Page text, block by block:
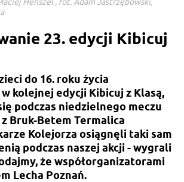
23. edycji Kibicuj
do 16. roku życia
kolejnej edycji Kibicuj z Klasą,
podczas niedzielnego meczu
z Bruk-Betem Termalica
Kolejorza osiągnęli taki sam
podczas naszej akcji - wygrali
że współorganizatorami
Lecha Poznań.